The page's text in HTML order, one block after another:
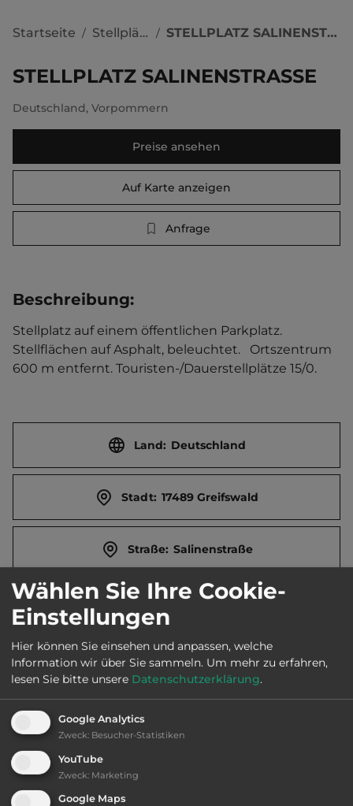
Startseite / Stellplätze / STELLPLATZ SALINENSTRASSE
STELLPLATZ SALINENSTRASSE
Deutschland, Vorpommern
Preise ansehen
Auf Karte anzeigen
Anfrage
Beschreibung:
Stellplatz auf einem öffentlichen Parkplatz.
Stellflächen auf Asphalt, beleuchtet.   Ortszentrum
600 m entfernt. Touristen-/Dauerstellplätze 15/0.
Land: Deutschland
Stadt: 17489 Greifswald
Straße: Salinenstraße
E-Mail: stadtverwaltung@greifswald.de
Öffnungszeiten: Ganzjährig geöffnet
Sehenswürdigkeiten:
Altstadt, div. Museen und Parks.
Wählen Sie Ihre Cookie-
Einstellungen
Hier können Sie einsehen und anpassen, welche
Information wir über Sie sammeln. Um mehr zu erfahren,
lesen Sie bitte unsere Datenschutzerklärung.
Google Analytics
Zweck: Besucher-Statistiken
YouTube
Zweck: Marketing
Google Maps